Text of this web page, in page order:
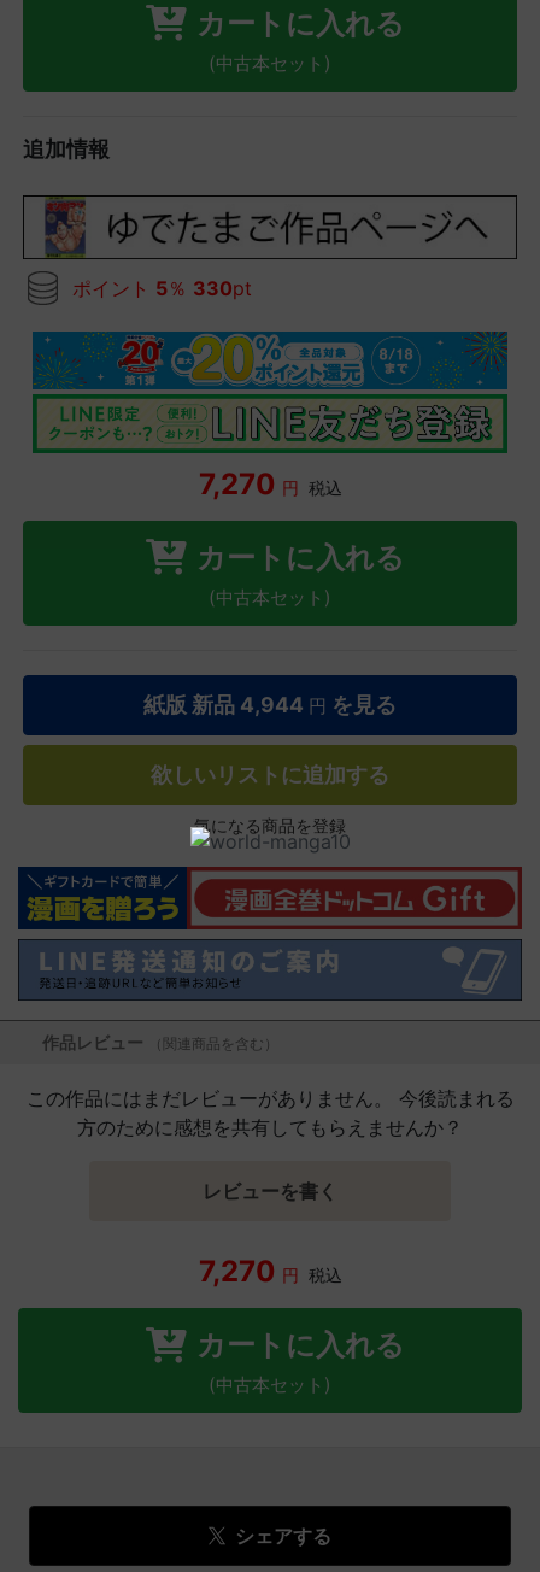
カートに入れる
(中古本セット)
追加情報
ポイント 5％ 330pt
7,270 円 税込
カートに入れる
(中古本セット)
紙版 新品 4,944 円 を見る
欲しいリストに追加する
気になる商品を登録
作品レビュー （関連商品を含む）
この作品にはまだレビューがありません。 今後読まれる
方のために感想を共有してもらえませんか？
レビューを書く
7,270 円 税込
カートに入れる
(中古本セット)
シェアする